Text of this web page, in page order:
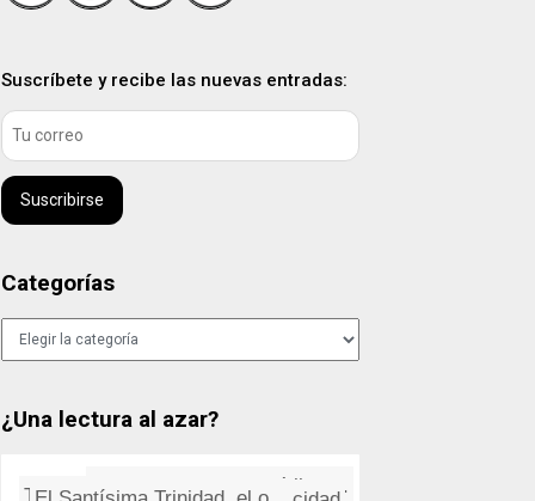
Suscríbete y recibe las nuevas entradas:
Suscribirse
Categorías
Categorías
¿Una lectura al azar?
Más duración y vida útil pa...
The Stranglers: Skin Deep